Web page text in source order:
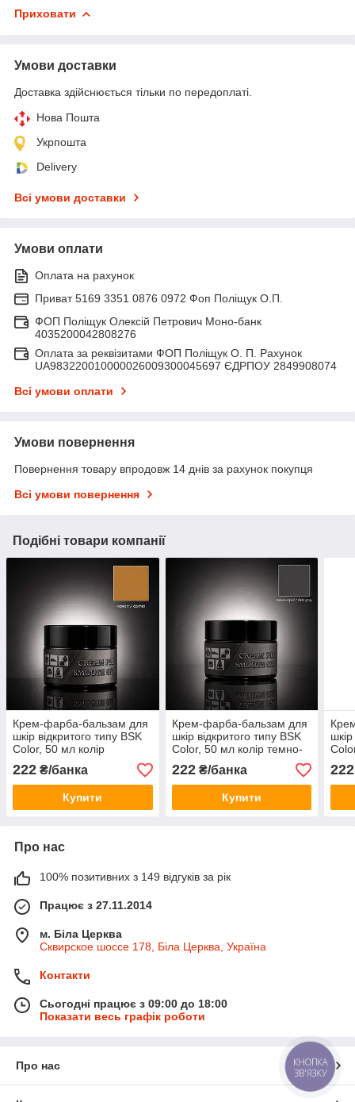
Приховати
Умови доставки
Доставка здійснюється тільки по передоплаті.
Нова Пошта
Укрпошта
Delivery
Всі умови доставки
Умови оплати
Оплата на рахунок
Приват 5169 3351 0876 0972 Фоп Поліщук О.П.
ФОП Поліщук Олексій Петрович Моно-банк
4035200042808276
Оплата за реквізитами ФОП Поліщук О. П. Рахунок
UA983220010000026009300045697 ЄДРПОУ 2849908074
Всі умови оплати
Умови повернення
Повернення товару впродовж 14 днів за рахунок покупця
Всі умови повернення
Подібні товари компанії
Крем-фарба-бальзам для
шкір відкритого типу BSK
Color, 50 мл колір
верблюд
222 ₴/банка
Купити
Крем-фарба-бальзам для
шкір відкритого типу BSK
Color, 50 мл колір темно-
сірий
222₴/банка
Купити
222
Про нас
100% позитивних з 149 відгуків за рік
Працює з 27.11.2014
м. Біла Церква
Сквирское шоссе 178, Біла Церква, Україна
Контакти
Сьогодні працює з 09:00 до 18:00
Показати весь графік роботи
Про нас
КНОПКА
ЗВ'ЯЗКУ